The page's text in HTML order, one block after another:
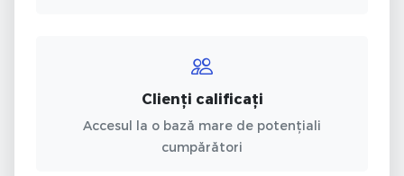
Clienți calificați
Accesul la o bază mare de potențiali
cumpărători